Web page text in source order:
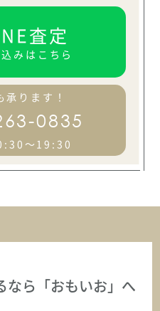
ラ
ASK
査定
みはこちら
承ります！
0835
～19:30
なら 「おもいお」へ